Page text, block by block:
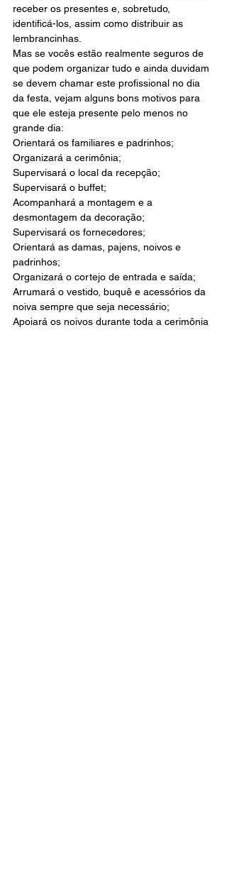
receber os presentes e, sobretudo,
identificá-los, assim como distribuir as
lembrancinhas.
Mas se vocês estão realmente seguros de
que podem organizar tudo e ainda duvidam
se devem chamar este profissional no dia
da festa, vejam alguns bons motivos para
que ele esteja presente pelo menos no
grande dia:
Orientará os familiares e padrinhos;
Organizará a cerimônia;
Supervisará o local da recepção;
Supervisará o buffet;
Acompanhará a montagem e a
desmontagem da decoração;
Supervisará os fornecedores;
Orientará as damas, pajens, noivos e
padrinhos;
Organizará o cortejo de entrada e saída;
Arrumará o vestido, buquê e acessórios da
noiva sempre que seja necessário;
Apoiará os noivos durante toda a cerimônia